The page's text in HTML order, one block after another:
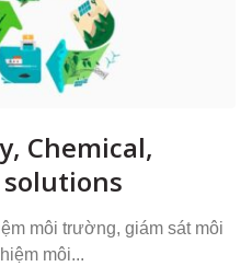
Chemical,
môi trường, giám sát môi
môi...